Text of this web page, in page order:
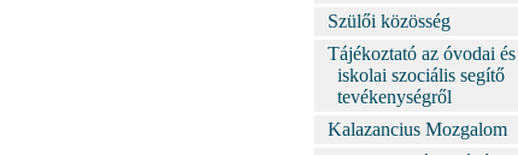
Szülői közösség
Tájékoztató az óvodai és
iskolai szociális segítő
tevékenységről
Kalazancius Mozgalom